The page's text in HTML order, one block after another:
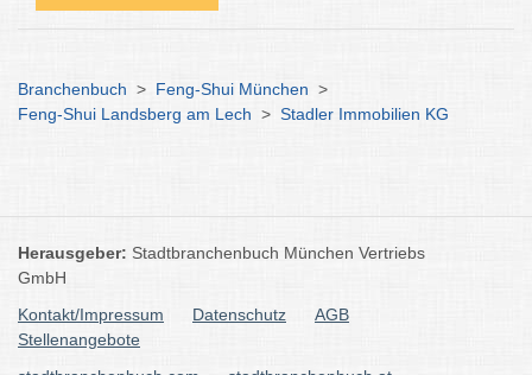
Branchenbuch > Feng-Shui München >
Feng-Shui Landsberg am Lech > Stadler Immobilien KG
Herausgeber: Stadtbranchenbuch München Vertriebs
GmbH
Kontakt/Impressum
Datenschutz
AGB
Stellenangebote